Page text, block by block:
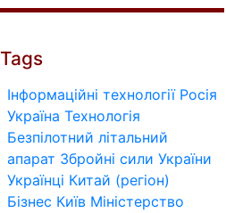
Tags
Інформаційні технології Росія
Україна Технологія
Безпілотний літальний
апарат Збройні сили України
Українці Китай (регіон)
Бізнес Київ Міністерство